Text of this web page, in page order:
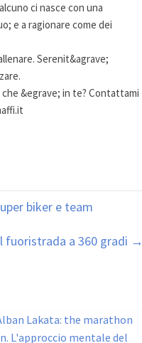
ci nasce con una
e a ragionare come dei
Serenit&agrave;
&egrave; in te? Contattami
biker e team
fuoristrada a 360 gradi →